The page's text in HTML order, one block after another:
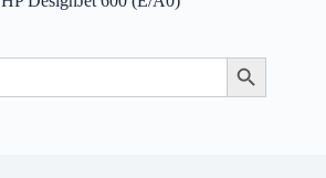
Search Button